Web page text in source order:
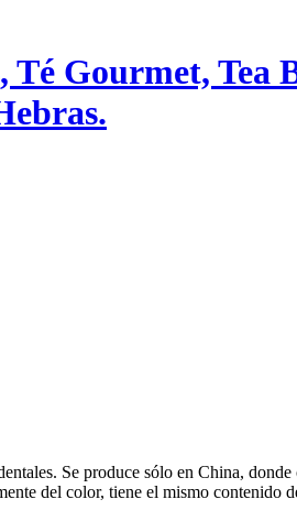
Gourmet, Tea
Se produce sólo en China,
del color, tiene el mismo contenido